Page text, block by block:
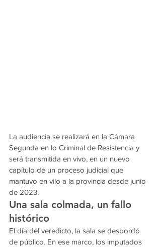
La audiencia se realizará en la Cámara
Segunda en lo Criminal de Resistencia y
será transmitida en vivo, en un nuevo
capítulo de un proceso judicial que
mantuvo en vilo a la provincia desde junio
de 2023.
Una sala colmada, un fallo
histórico
El día del veredicto, la sala se desbordó
de público. En ese marco, los imputados